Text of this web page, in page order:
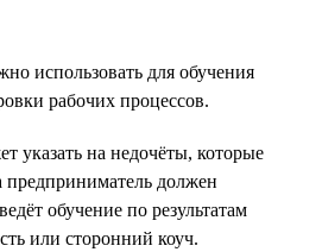
использовать для обучения
рабочих процессов.
указать на недочёты, которые
предприниматель должен
обучение по результатам
или сторонний коуч.